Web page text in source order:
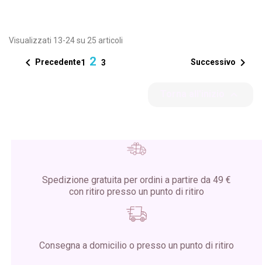
Visualizzati 13-24 su 25 articoli
 Precedente1 2 3 Successivo 
Spedizione gratuita per ordini a partire da 49 €
con ritiro presso un punto di ritiro
Consegna a domicilio o presso un punto di ritiro